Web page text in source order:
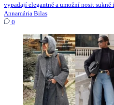
vypadají elegantně a umožní nosit sukně
Annamária Bilas
0